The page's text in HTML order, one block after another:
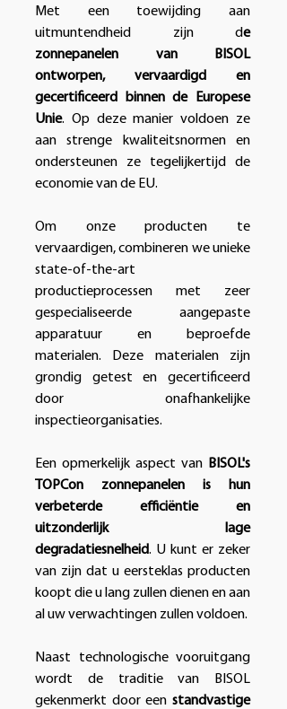
Met een toewijding aan
uitmuntendheid zijn de
zonnepanelen van BISOL
ontworpen, vervaardigd en
gecertificeerd binnen de Europese
Unie. Op deze manier voldoen ze
aan strenge kwaliteitsnormen en
ondersteunen ze tegelijkertijd de
economie van de EU.
Om onze producten te
vervaardigen, combineren we unieke
state-of-the-art
productieprocessen met zeer
gespecialiseerde aangepaste
apparatuur en beproefde
materialen. Deze materialen zijn
grondig getest en gecertificeerd
door onafhankelijke
inspectieorganisaties.
Een opmerkelijk aspect van BISOL's
TOPCon zonnepanelen is hun
verbeterde efficiëntie en
uitzonderlijk lage
degradatiesnelheid. U kunt er zeker
van zijn dat u eersteklas producten
koopt die u lang zullen dienen en aan
al uw verwachtingen zullen voldoen.
Naast technologische vooruitgang
wordt de traditie van BISOL
gekenmerkt door een standvastige